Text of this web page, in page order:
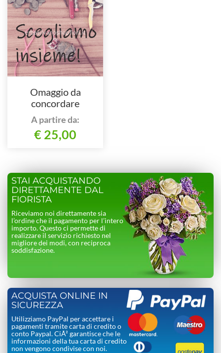
Omaggio da
concordare
telefonando al nostro
numero
A partire da:
€ 25,00
STAI ACQUISTANDO
DIRETTAMENTE DAL
FIORISTA
Riceviamo noi direttamente sia
l’ordine che il pagamento per l’intero
importo. Questo ci permette di
realizzare il servizio richiesto nel
migliore dei modi, con reciproca
soddisfazione.
ACQUISTA ONLINE IN
SICUREZZA
Utilizziamo PayPal per accettare i
pagamenti tramite carta di credito o
conto Paypal. CiÃ² garantisce che le
informazioni della tua carta di credito
non vengono condivise con noi.